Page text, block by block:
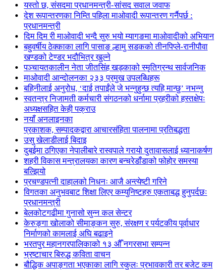
यस्तो छ, संसदमा प्रधानमन्त्री-सांसद सवाल जवाफ
देश रूपान्तरणका निम्ति पहिला माओवादी रूपान्तरण गर्नैपर्छ :
प्रधानमन्त्री
दिम दिम री माओवादी भन्दै सुरु भयो म्यागङमा माओवादीको अभियान
बहुवर्षीय ठेक्काका लागि पासाङ ल्हामु सडकको तीनपिप्ले-रानीपौवा
खण्डको टेण्डर भदौभित्र खुल्ने
पञ्चायतकालीन नेता जीतसिंह खड्काको स्मृतिग्रन्थ सार्वजनिक
माओवादी आन्दोलनका २३३ प्रमुख उपलब्धिहरू
बहिनीलाई अनुरोध, ‘दाई तपाईंले जे भन्नुहुन्छ त्यहि मान्छु’ नभन्नु
स्वतन्त्र निजामती कर्मचारी संगठनको धर्नामा प्रहरीको हस्तक्षेपः
अध्यक्षसहित केही पक्राउ
नयाँ अनलाइनका
प्रकाशक, सम्पादकद्वारा आचारसंहिता पालनामा प्रतिबद्धता
उसु खेलाडीलाई बिदाइ
दुबईमा ठगिएका नेपालीबारे रास्वपाले गरायो दुतावासलाई ध्यानाकर्षण
शहरी विकास मन्त्रालयका कारण बन्चरेडाँडाको फोहोर समस्या
बल्झियो
प्रचण्डपत्नी दाहालको निधनः आजै अन्त्येष्टी गरिने
विगतका अनुभवबाट शिक्षा लिएर कम्युनिष्टहरु एकताबद्ध हुनुपर्दछः
प्रधानमन्त्री
बेलकोटगढीमा गुनासो सुन्न कल सेन्टर
केरुङ्गा खोलाको सीमाङ्कन सुरु, संरक्षण र पर्यटकीय पूर्वाधार
निर्माणको कामलाई अघि बढाइने
भरतपुर महानगरपालिकाको १३ औँ नगरसभा सम्पन्न
भ्रष्टाचार बिरुद्ध कविता वाचन
बौद्धिक अपाङ्गता भएकाका लागि स्कुलः प्रभावकारी तर बजेट कम